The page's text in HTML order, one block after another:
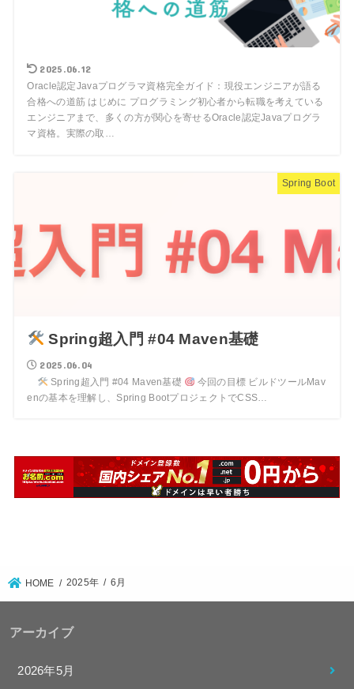
2025.06.12
Oracle認定Javaプログラマ資格完全ガイド：現役エンジニアが語る
合格への道筋 はじめに プログラミング初心者から転職を考えている
エンジニアまで、多くの方が関心を寄せるOracle認定Javaプログラ
マ資格。実際の取…
Spring Boot
Spring超入門 #04 Maven基礎
2025.06.04
Spring超入門 #04 Maven基礎
今回の目標 ビルドツールMav
enの基本を理解し、Spring BootプロジェクトでCSS…
HOME 2025年 6月
アーカイブ
2026年5月